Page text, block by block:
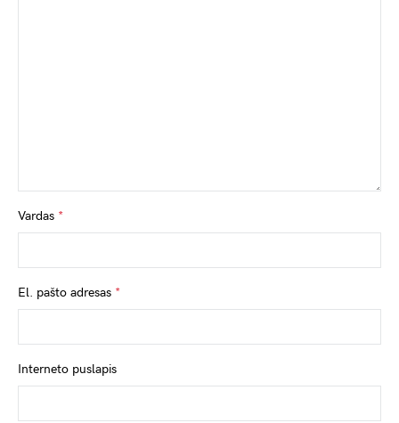
Vardas *
El. pašto adresas *
Interneto puslapis